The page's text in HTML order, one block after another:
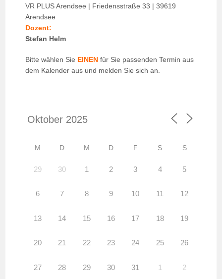
VR PLUS Arendsee | Friedensstraße 33 | 39619
Arendsee
Dozent:
Stefan Helm
Bitte wählen Sie EINEN für Sie passenden Termin aus
dem Kalender aus und melden Sie sich an.
M D M D F S S
29 30 1 2 3 4 5
6 7 8 9 10 11 12
13 14 15 16 17 18 19
20 21 22 23 24 25 26
27 28 29 30 31 1 2